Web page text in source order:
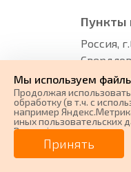
Пункты
Россия,
Все
Мы используем
Продолжая
обработку (в т.ч. с
например
иных пользовательских
Вашем ip-адресе,
устройства, времени
ресурсах сети
переходы на наш сайт,
Принять